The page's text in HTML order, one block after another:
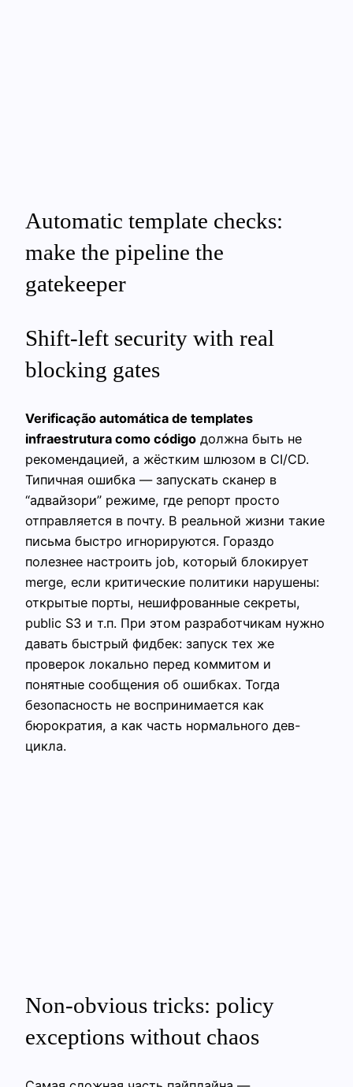
Automatic template checks:
make the pipeline the
gatekeeper
Shift-left security with real
blocking gates
Verificação automática de templates
infraestrutura como código должна быть не
рекомендацией, а жёстким шлюзом в CI/CD.
Типичная ошибка — запускать сканер в
“адвайзори” режиме, где репорт просто
отправляется в почту. В реальной жизни такие
письма быстро игнорируются. Гораздо
полезнее настроить job, который блокирует
merge, если критические политики нарушены:
открытые порты, нешифрованные секреты,
public S3 и т.п. При этом разработчикам нужно
давать быстрый фидбек: запуск тех же
проверок локально перед коммитом и
понятные сообщения об ошибках. Тогда
безопасность не воспринимается как
бюрократия, а как часть нормального дев-
цикла.
Non-obvious tricks: policy
exceptions without chaos